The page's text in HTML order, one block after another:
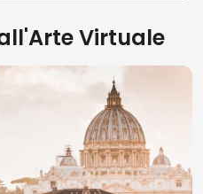
Virtuale